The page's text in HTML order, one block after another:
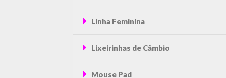
Linha Feminina
Lixeirinhas de Câmbio
Mouse Pad